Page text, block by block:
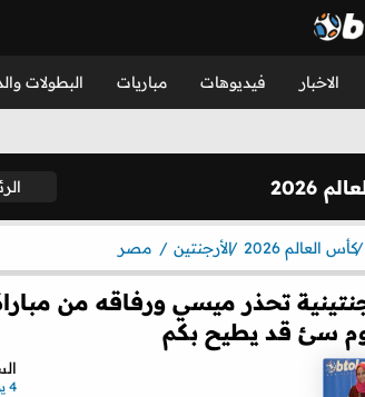
الاخبار فيديوهات مباريات البطولات
2026
كأس العالم 2026 الأرجنتين مصر
تحذر ميسي ورفاقه من
سئ قد يطيح بكم
4 يوليو 2026 ,4:18 ص